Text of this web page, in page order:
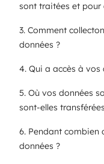
sont traitées et pour
3. Comment
données ?
4. Qui a accès à vos
5. Où vos données
sont-elles
6. Pendant combien
données ?